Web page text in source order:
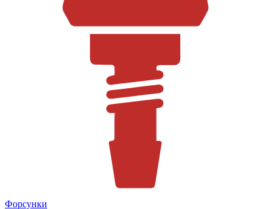
Форсунки